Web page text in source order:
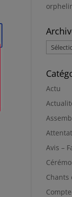
Actu
Avis –
Chants